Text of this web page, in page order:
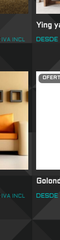
IVA INCL
Ying
DESDE
IVA INCL DESDE